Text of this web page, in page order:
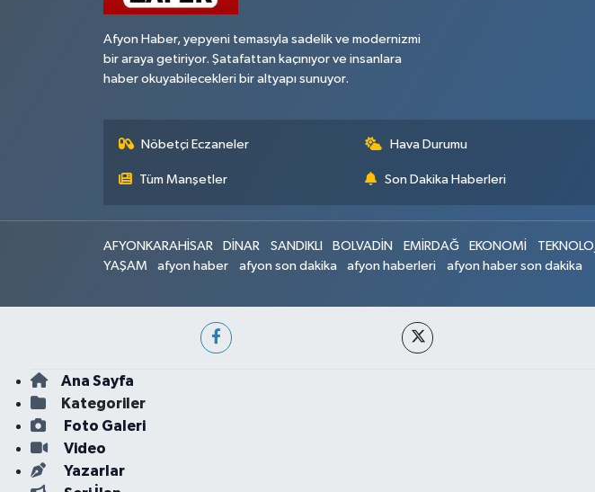
Afyon Haber, yepyeni temasıyla sadelik ve modernizmi
bir araya getiriyor. Şatafattan kaçınıyor ve insanlara
haber okuyabilecekleri bir altyapı sunuyor.
Nöbetçi Eczaneler Hava Durumu
Tüm Manşetler Son Dakika Haberleri
AFYONKARAHİSAR DİNAR SANDIKLI BOLVADİN EMİRDAĞ EKONOMİ TEKNOLOJİ
YAŞAM
afyon haber afyon son dakika afyon haberleri afyon haber son dakika
Ana Sayfa
Kategoriler
Foto Galeri
Video
Yazarlar